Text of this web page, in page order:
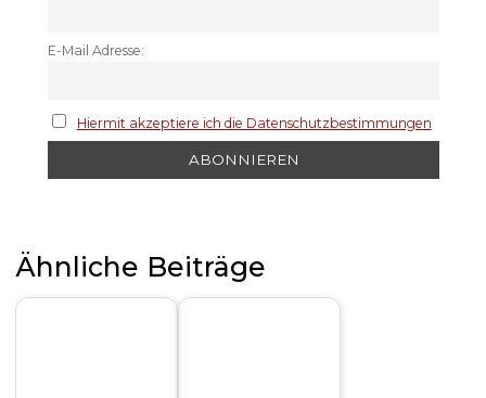
E-Mail Adresse:
Hiermit akzeptiere ich die Datenschutzbestimmungen
Ähnliche Beiträge